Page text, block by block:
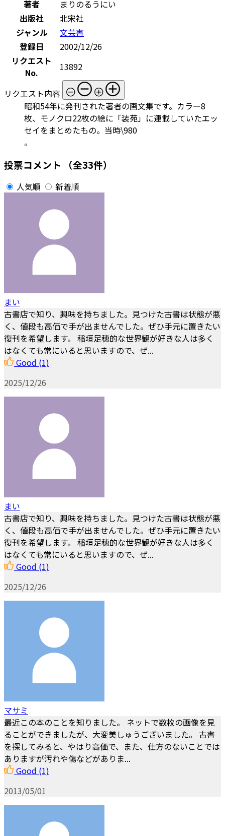
著者
まりのるうにい
出版社
北宋社
ジャンル
文芸書
登録日
2002/12/26
リクエスト
No.
13892
リクエスト内容
昭和54年に発刊された著者の画文集です。カラー8
枚、モノクロ22枚の絵に「装苑」に連載していたエッ
セイをまとめたもの。当時\980
。
投票コメント （全33件）
人気順 新着順
まい
古書店で知り、興味を持ちました。見つけた古書は状態が悪
く、値段も高価で手が出ませんでした。ぜひ手元に置きたい
復刊を希望します。 稲垣足穂的な世界観が好きな人は多く
はなくても常にいると思いますので、ぜ...
Good (1)
2025/12/26
まい
古書店で知り、興味を持ちました。見つけた古書は状態が悪
く、値段も高価で手が出ませんでした。ぜひ手元に置きたい
復刊を希望します。 稲垣足穂的な世界観が好きな人は多く
はなくても常にいると思いますので、ぜ...
Good (1)
2025/12/26
マサミ
最近この本のことを知りました。 ネットで数枚の画像を見
ることができましたが、大変美しゅうございました。 古書
を探してみると、やはり高価で、また、仕方のないことでは
ありますが汚れや傷などがありま...
Good (1)
2013/05/01